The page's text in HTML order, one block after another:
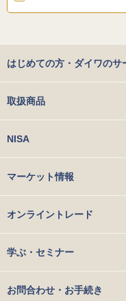
はじめての方・ダイワのサ
取扱商品
NISA
マーケット情報
オンライントレード
学ぶ・セミナー
お問合わせ・お手続き